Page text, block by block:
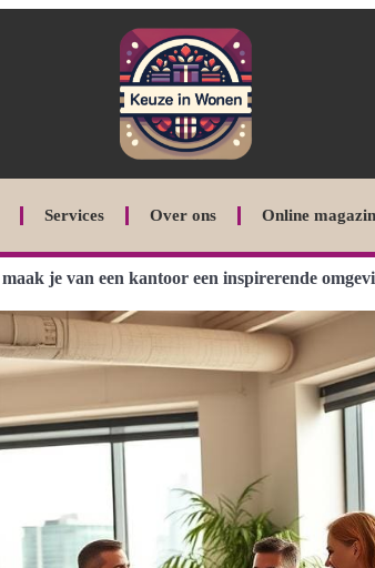
Services Over ons Online
je van een kantoor een inspirerende